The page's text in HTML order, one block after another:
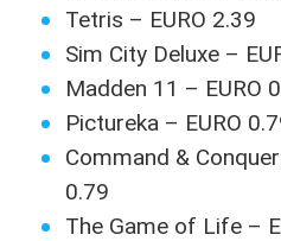
Tetris – EURO 2.39
Sim City Deluxe –
Madden 11 – EURO
Pictureka – EURO
Command &
0.79
The Game of Life –